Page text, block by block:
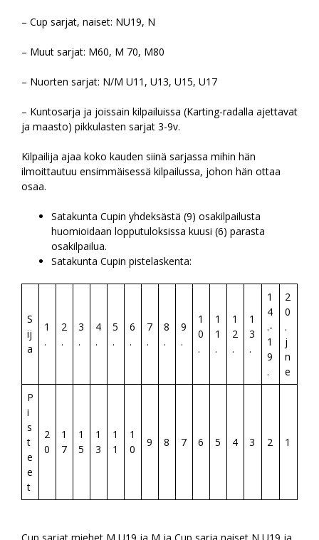
– Cup sarjat, naiset: NU19, N
– Muut sarjat: M60, M 70, M80
– Nuorten sarjat: N/M U11, U13, U15, U17
– Kuntosarja ja joissain kilpailuissa (Karting-radalla ajettavat
ja maasto) pikkulasten sarjat 3-9v.
Kilpailija ajaa koko kauden siinä sarjassa mihin hän
ilmoittautuu ensimmäisessä kilpailussa, johon hän ottaa
osaa.
Satakunta Cupin yhdeksästä (9) osakilpailusta
huomioidaan lopputuloksissa kuusi (6) parasta
osakilpailua.
Satakunta Cupin pistelaskenta:
S
ij
a
1
.
2
.
3
.
4
.
5
.
6
.
7
.
8
.
9
.
1
0
.
1
1
.
1
2
.
1
3
.
1
4
.-
1
9
.
2
0
.
j
n
e
P
i
s
t
e
e
t
2
0
1
7
1
5
1
3
1
1
1
0
9 8 7 6 5 4 3 2 1